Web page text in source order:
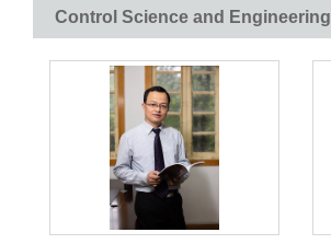
Control Science and Engineering